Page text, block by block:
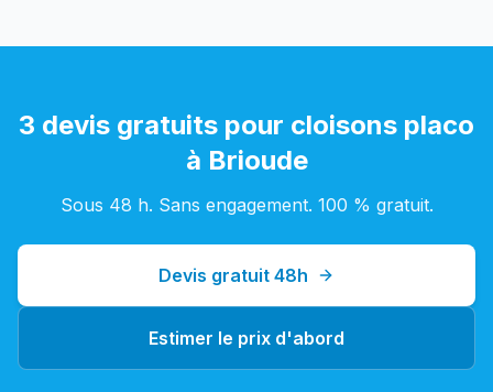
3 devis gratuits pour cloisons placo
à Brioude
Sous 48 h. Sans engagement. 100 % gratuit.
Devis gratuit 48h
Estimer le prix d'abord